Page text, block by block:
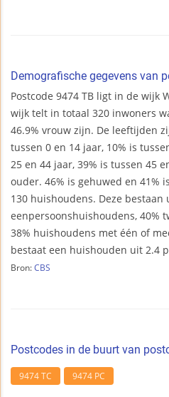
Demografische gegevens van
Postcode 9474 TB ligt in de wijk
wijk telt in totaal 320 inwoners
46.9% vrouw zijn. De leeftijden
tussen 0 en 14 jaar, 10% is
25 en 44 jaar, 39% is tussen 45
ouder. 46% is gehuwed en 41%
130 huishoudens. Deze bestaan
eenpersoonshuishoudens, 40%
38% huishoudens met één of
bestaat een huishouden uit 2.4
Bron: CBS
Postcodes in de buurt van
9474 TC 9474 PC